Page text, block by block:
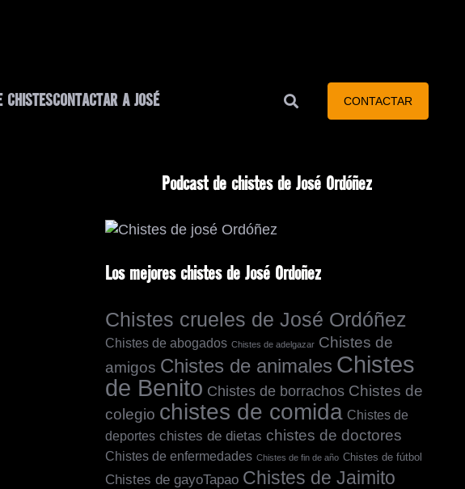
CHISTESCONTACTAR A JOSÉ CONTACTAR
Podcast de chistes de José Ordóñez
Los mejores chistes de José Ordoñez
Chistes crueles de José Ordóñez
Chistes de abogados Chistes de adelgazar Chistes de
amigos Chistes de animales Chistes
de Benito Chistes de borrachos Chistes de
colegio chistes de comida Chistes de
deportes chistes de dietas chistes de doctores
Chistes de enfermedades Chistes de fin de año Chistes de fútbol
Chistes de gayoTapao Chistes de Jaimito